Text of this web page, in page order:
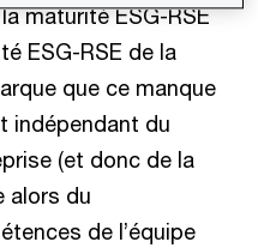
maturité ESG-RSE
ESG-RSE de la
que ce manque
indépendant du
(et donc de la
alors du
de l’équipe